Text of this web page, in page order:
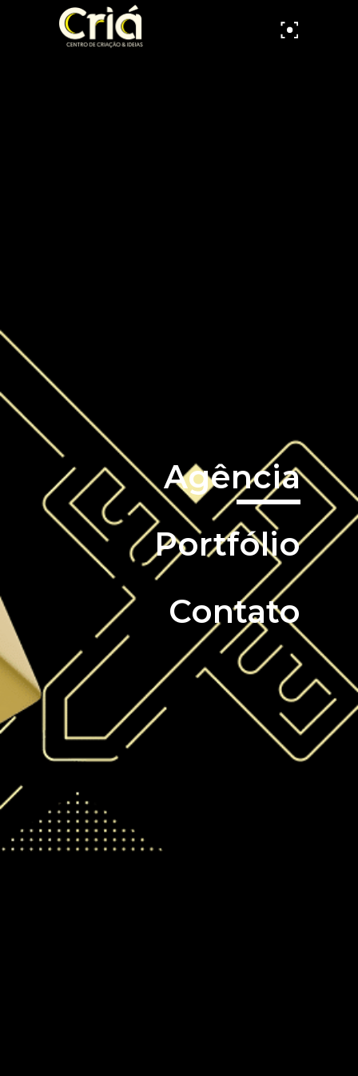
Agência
Portfólio
Contato